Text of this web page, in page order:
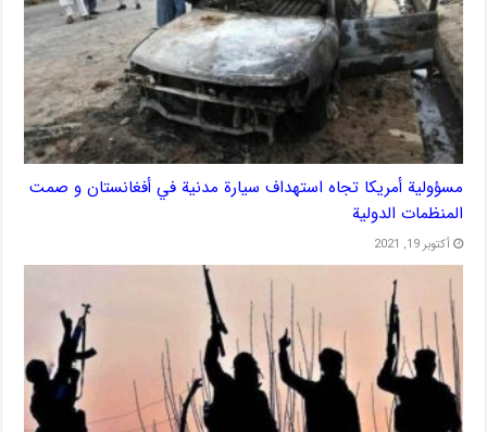
مسؤولية أمريكا تجاه استهداف سيارة مدنية في أفغانستان و صمت
المنظمات الدولية
أكتوبر 19, 2021